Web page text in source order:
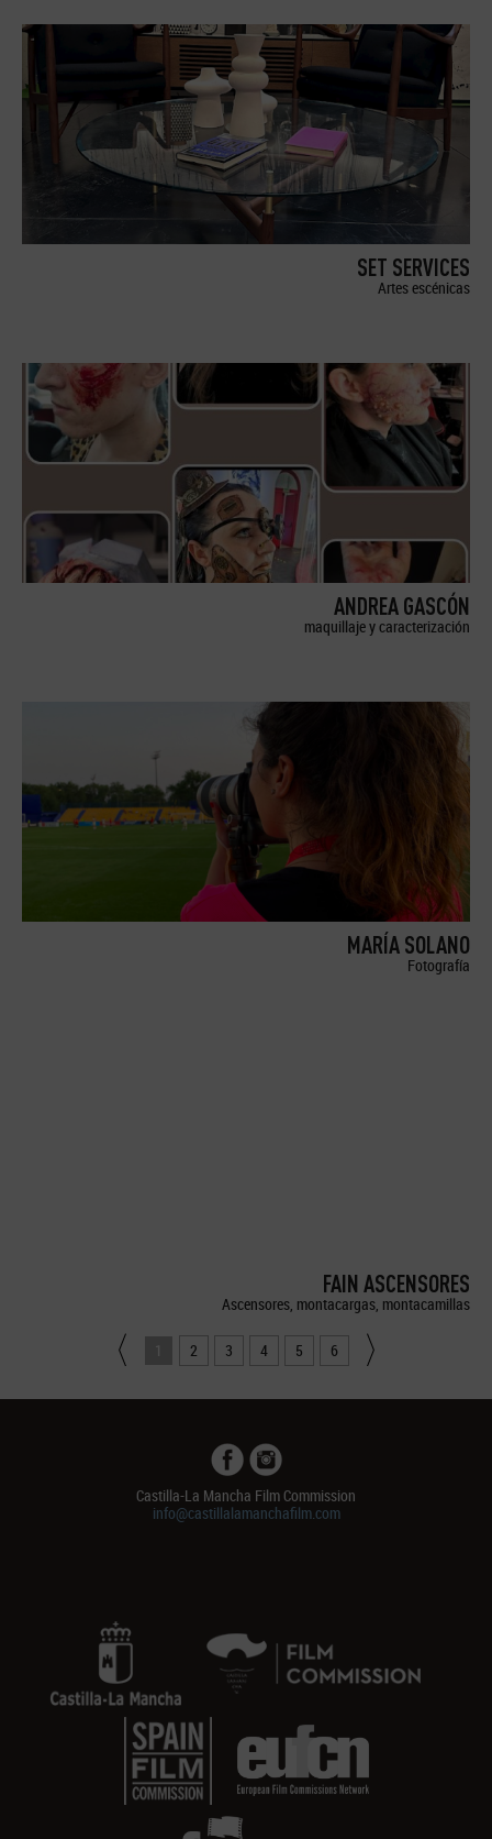
SET SERVICES
Artes escénicas
ANDREA GASCÓN
maquillaje y caracterización
MARÍA SOLANO
Fotografía
FAIN ASCENSORES
Ascensores, montacargas, montacamillas
1 2 3 4 5 6
Castilla-La Mancha Film Commission
info@castillalamanchafilm.com